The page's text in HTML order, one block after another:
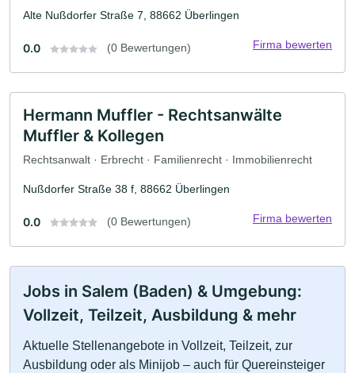
Alte Nußdorfer Straße 7, 88662 Überlingen
0.0 (0 Bewertungen) Firma bewerten
Hermann Muffler - Rechtsanwälte
Muffler & Kollegen
Rechtsanwalt · Erbrecht · Familienrecht · Immobilienrecht
Nußdorfer Straße 38 f, 88662 Überlingen
0.0 (0 Bewertungen) Firma bewerten
Jobs in Salem (Baden) & Umgebung:
Vollzeit, Teilzeit, Ausbildung & mehr
Aktuelle Stellenangebote in Vollzeit, Teilzeit, zur
Ausbildung oder als Minijob – auch für Quereinsteiger